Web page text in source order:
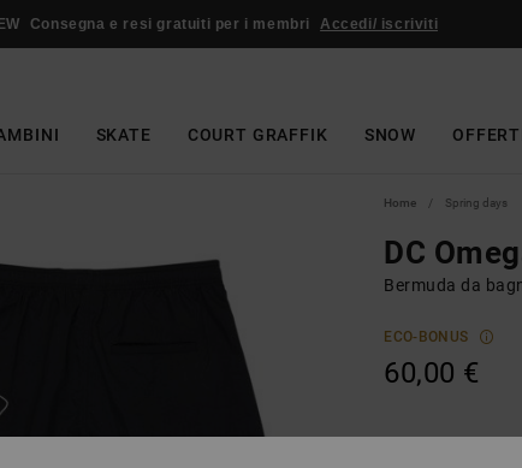
Consegna e resi gratuiti per i membri Accedi/ iscriviti
SKATE COURT GRAFFIK SNOW
Home Spring days
DC
Bermuda da
ECO-BONUS
60,00 €